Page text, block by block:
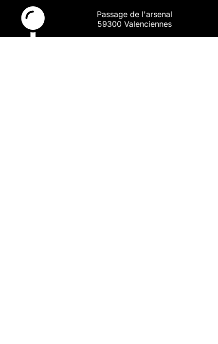
Passage de l'arsenal
59300 Valenciennes